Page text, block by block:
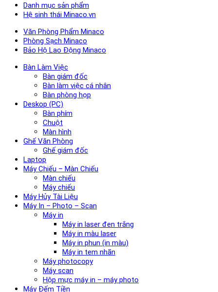
Danh mục sản phẩm
Hệ sinh thái Minaco.vn
Văn Phòng Phẩm Minaco
Phòng Sạch Minaco
Bảo Hộ Lao Động Minaco
Bàn Làm Việc
Bàn giám đốc
Bàn làm việc cá nhân
Bàn phòng họp
Deskop (PC)
Bàn phím
Chuột
Màn hình
Ghế Văn Phòng
Ghế giám đốc
Laptop
Máy Chiếu – Màn Chiếu
Màn chiếu
Máy chiếu
Máy Hủy Tài Liệu
Máy In – Photo – Scan
Máy in
Máy in laser đen trắng
Máy in màu laser
Máy in phun (in màu)
Máy in tem nhãn
Máy photocopy
Máy scan
Hộp mực máy in – máy photo
Máy Đếm Tiền